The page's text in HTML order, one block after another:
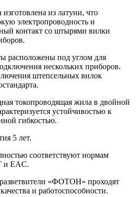
из латуни, что
электропроводность и
контакт со штырями вилки
расположены под углом для
нескольких приборов.
штепсельных вилок
токопроводящая жила в двойной
устойчивостью к
гибкостью.
5 лет.
соответствуют нормам
и EAC.
«ФОТОН» проходят
и работоспособности.